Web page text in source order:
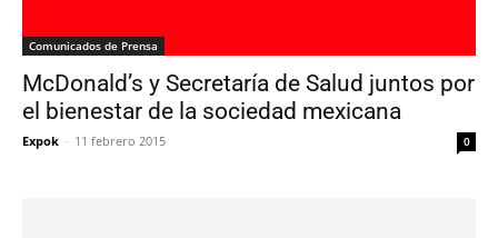
Comunicados de Prensa
McDonald’s y Secretaría de Salud juntos por
el bienestar de la sociedad mexicana
Expok - 11 febrero 2015 0